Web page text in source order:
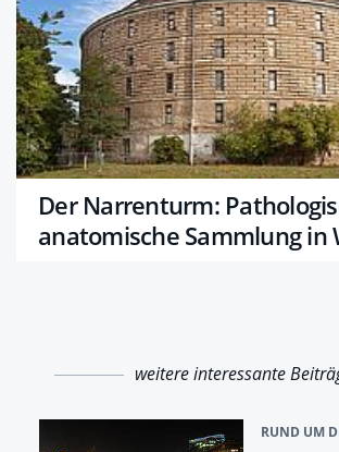
Der Narrenturm:
anatomische Sammlung in
weitere interessante
RUND UM